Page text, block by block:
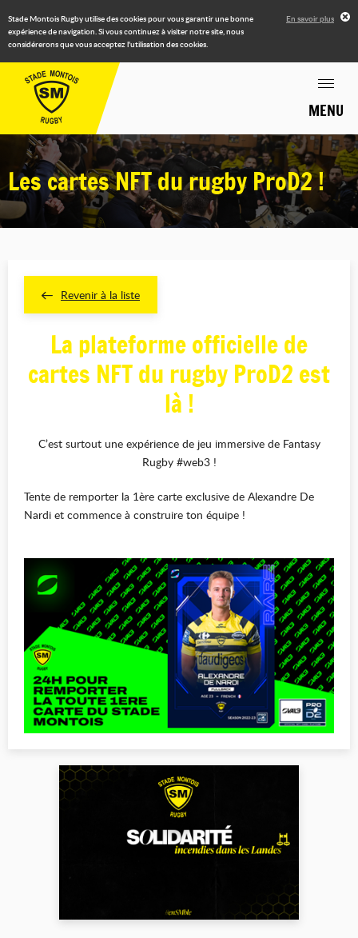
Stade Montois Rugby utilise des cookies pour vous garantir une bonne
expérience de navigation. Si vous continuez à visiter notre site, nous
considérerons que vous acceptez l'utilisation des cookies.
En savoir plus
MENU
Les cartes NFT du rugby ProD2 !
Revenir à la liste
La plateforme officielle de
cartes NFT du rugby ProD2 est
là !
C’est surtout une expérience de jeu immersive de Fantasy
Rugby #web3 !
Tente de remporter la 1ère carte exclusive de Alexandre De
Nardi et commence à construire ton équipe !